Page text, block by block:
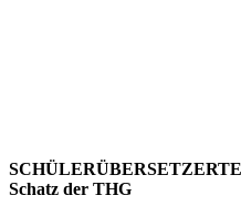
Schatz der THG